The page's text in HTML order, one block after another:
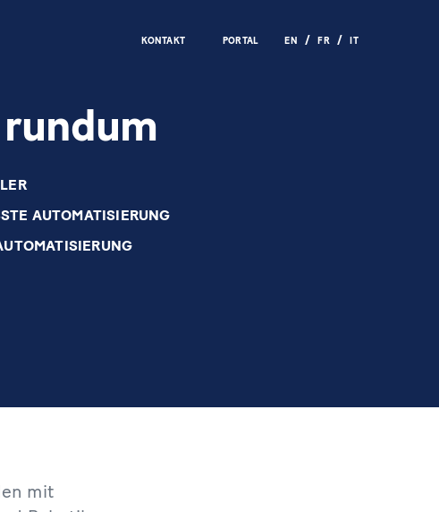
KONTAKT PORTAL EN FR IT
AUTOMATISIERUNG
mit